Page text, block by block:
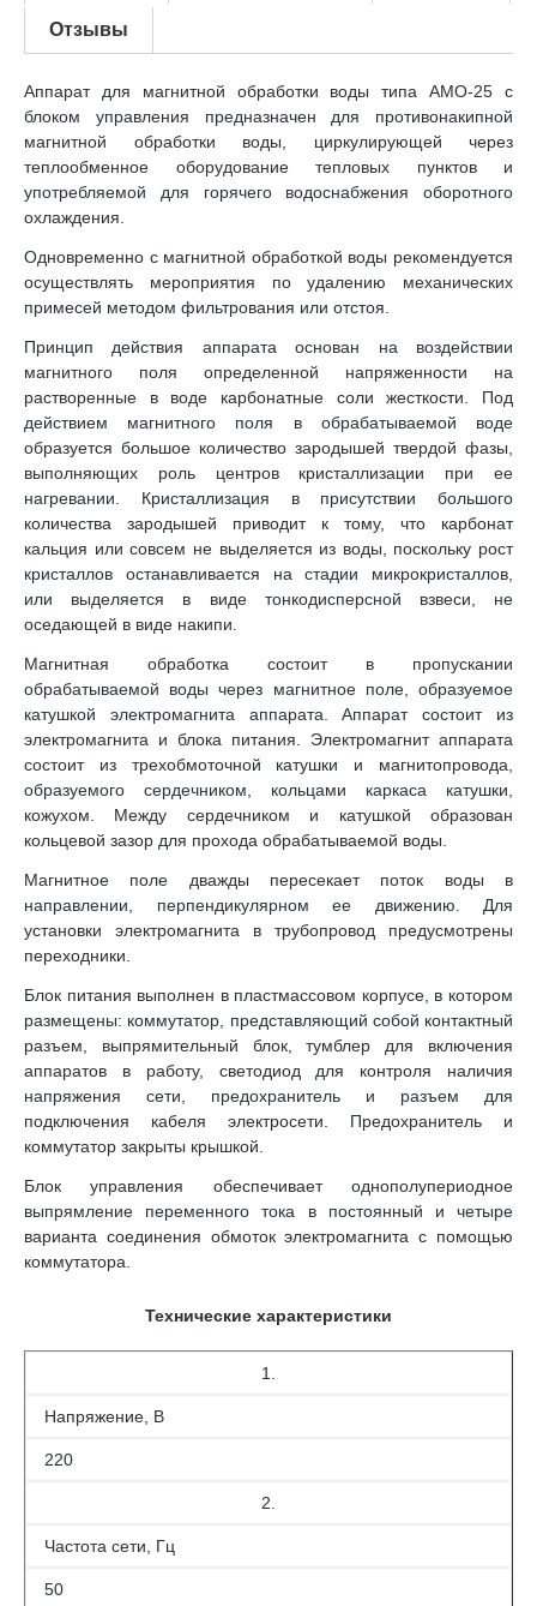
Отзывы
Аппарат для магнитной обработки воды типа АМО-25 с
блоком управления предназначен для противонакипной
магнитной обработки воды, циркулирующей через
теплообменное оборудование тепловых пунктов и
употребляемой для горячего водоснабжения оборотного
охлаждения.
Одновременно с магнитной обработкой воды рекомендуется
осуществлять мероприятия по удалению механических
примесей методом фильтрования или отстоя.
Принцип действия аппарата основан на воздействии
магнитного поля определенной напряженности на
растворенные в воде карбонатные соли жесткости. Под
действием магнитного поля в обрабатываемой воде
образуется большое количество зародышей твердой фазы,
выполняющих роль центров кристаллизации при ее
нагревании. Кристаллизация в присутствии большого
количества зародышей приводит к тому, что карбонат
кальция или совсем не выделяется из воды, поскольку рост
кристаллов останавливается на стадии микрокристаллов,
или выделяется в виде тонкодисперсной взвеси, не
оседающей в виде накипи.
Магнитная обработка состоит в пропускании
обрабатываемой воды через магнитное поле, образуемое
катушкой электромагнита аппарата. Аппарат состоит из
электромагнита и блока питания. Электромагнит аппарата
состоит из трехобмоточной катушки и магнитопровода,
образуемого сердечником, кольцами каркаса катушки,
кожухом. Между сердечником и катушкой образован
кольцевой зазор для прохода обрабатываемой воды.
Магнитное поле дважды пересекает поток воды в
направлении, перпендикулярном ее движению. Для
установки электромагнита в трубопровод предусмотрены
переходники.
Блок питания выполнен в пластмассовом корпусе, в котором
размещены: коммутатор, представляющий собой контактный
разъем, выпрямительный блок, тумблер для включения
аппаратов в работу, светодиод для контроля наличия
напряжения сети, предохранитель и разъем для
подключения кабеля электросети. Предохранитель и
коммутатор закрыты крышкой.
Блок управления обеспечивает однополупериодное
выпрямление переменного тока в постоянный и четыре
варианта соединения обмоток электромагнита с помощью
коммутатора.
Технические характеристики
1.
Напряжение, В
220
2.
Частота сети, Гц
50